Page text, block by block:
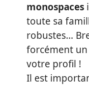
monospaces
toute sa
robustes…
forcément
votre profil !
Il est